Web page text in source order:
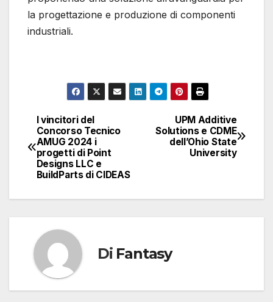
la progettazione e produzione di componenti
industriali.
Navigazione
articoli
UPM Additive
Solutions e CDME
dell’Ohio State
University
I vincitori del
Concorso Tecnico
AMUG 2024 i
progetti di Point
Designs LLC e
BuildParts di CIDEAS
Di Fantasy